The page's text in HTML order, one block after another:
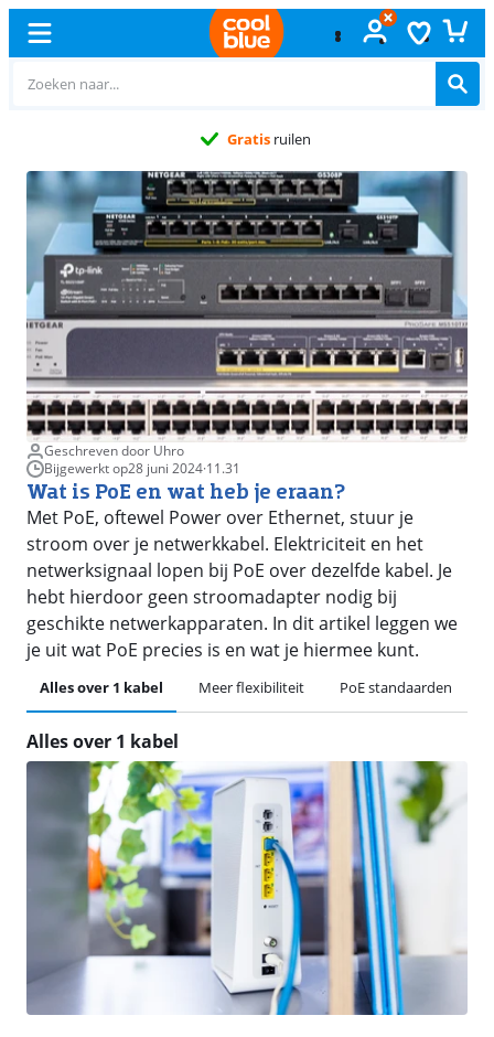
Gratis ruilen
Geschreven door Uhro
Bijgewerkt op28 juni 2024·11.31
Wat is PoE en wat heb je eraan?
Met PoE, oftewel Power over Ethernet, stuur je
stroom over je netwerkkabel. Elektriciteit en het
netwerksignaal lopen bij PoE over dezelfde kabel. Je
hebt hierdoor geen stroomadapter nodig bij
geschikte netwerkapparaten. In dit artikel leggen we
je uit wat PoE precies is en wat je hiermee kunt.
Alles over 1 kabel Meer flexibiliteit PoE standaarden
Alles over 1 kabel